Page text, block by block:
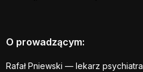
O prowadzącym:
Rafał Pniewski — lekarz